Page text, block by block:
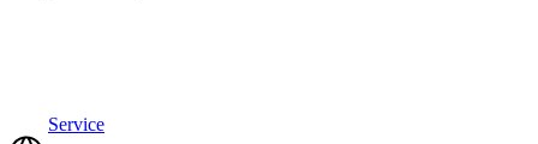
Service